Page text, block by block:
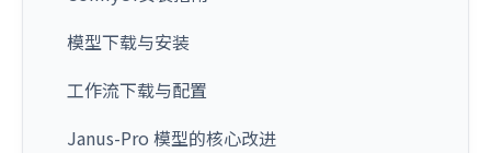
模型下载与安装
工作流下载与配置
Janus-Pro 模型的核心改进